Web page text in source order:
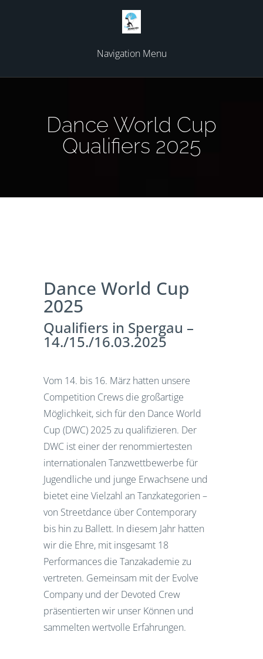
Navigation Menu
Dance World Cup
Qualifiers 2025
Dance World Cup
2025
Qualifiers in Spergau –
14./15./16.03.2025
Vom 14. bis 16. März hatten unsere
Competition Crews die großartige
Möglichkeit, sich für den Dance World
Cup (DWC) 2025 zu qualifizieren. Der
DWC ist einer der renommiertesten
internationalen Tanzwettbewerbe für
Jugendliche und junge Erwachsene und
bietet eine Vielzahl an Tanzkategorien –
von Streetdance über Contemporary
bis hin zu Ballett. In diesem Jahr hatten
wir die Ehre, mit insgesamt 18
Performances die Tanzakademie zu
vertreten. Gemeinsam mit der Evolve
Company und der Devoted Crew
präsentierten wir unser Können und
sammelten wertvolle Erfahrungen.